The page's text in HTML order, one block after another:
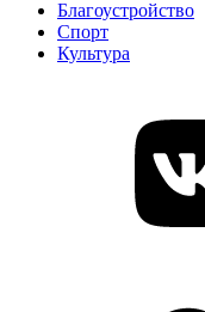
Благоустройство
Спорт
Культура